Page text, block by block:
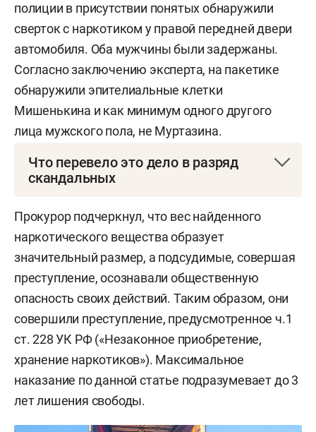
полиции в присутствии понятых обнаружили
сверток с наркотиком у правой передней двери
автомобиля. Оба мужчины были задержаны.
Согласно заключению эксперта, на пакетике
обнаружили эпителиальные клетки
Мишенькина и как минимум одного другого
лица мужского пола, не Муртазина.
Что перевело это дело в разряд
скандальных
Мишенькина фигурантом уголовного дела
оказался заместитель начальника отдела
полиции «Юдино»
Анатолий Григорьев
. Он был
задержан 10 января. Ему предъявили обвинение
по двум уголовным статьям: превышение
должностных полномочий и воспрепятствование
осуществлению правосудия и производству
предварительного расследования (ч. 3 ст. 286 и
ч. 2 ст. 294 УК РФ).
Согласно фабуле дела, в октябре 2023-го после
Прокурор подчеркнул, что вес найденного
наркотического вещества образует
значительный размер, а подсудимые, совершая
преступление, осознавали общественную
опасность своих действий. Таким образом, они
совершили преступление, предусмотренное ч.1
ст. 228 УК РФ («Незаконное приобретение,
хранение наркотиков»). Максимальное
наказание по данной статье подразумевает до 3
лет лишения свободы.